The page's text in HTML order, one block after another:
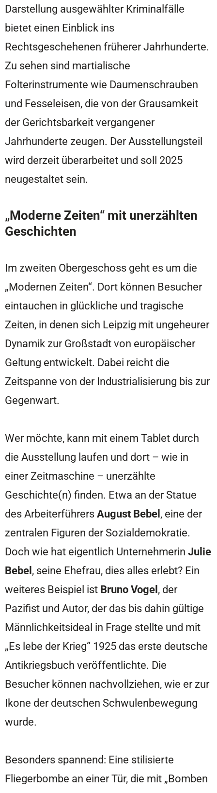
Darstellung ausgewählter Kriminalfälle
bietet einen Einblick ins
Rechtsgeschehenen früherer Jahrhunderte.
Zu sehen sind martialische
Folterinstrumente wie Daumenschrauben
und Fesseleisen, die von der Grausamkeit
der Gerichtsbarkeit vergangener
Jahrhunderte zeugen. Der Ausstellungsteil
wird derzeit überarbeitet und soll 2025
neugestaltet sein.
„Moderne Zeiten“ mit unerzählten
Geschichten
Im zweiten Obergeschoss geht es um die
„Modernen Zeiten“. Dort können Besucher
eintauchen in glückliche und tragische
Zeiten, in denen sich Leipzig mit ungeheurer
Dynamik zur Großstadt von europäischer
Geltung entwickelt. Dabei reicht die
Zeitspanne von der Industrialisierung bis zur
Gegenwart.
Wer möchte, kann mit einem Tablet durch
die Ausstellung laufen und dort – wie in
einer Zeitmaschine – unerzählte
Geschichte(n) finden. Etwa an der Statue
des ArbeiterführersAugust Bebel, eine der
zentralen Figuren der Sozialdemokratie.
Doch wie hat eigentlich Unternehmerin Julie
Bebel, seine Ehefrau, dies alles erlebt? Ein
weiteres Beispiel ist Bruno Vogel, der
Pazifist und Autor, der das bis dahin gültige
Männlichkeitsideal in Frage stellte und mit
„Es lebe der Krieg“ 1925 das erste deutsche
Antikriegsbuch veröffentlichte. Die
Besucher können nachvollziehen, wie er zur
Ikone der deutschen Schwulenbewegung
wurde.
Besonders spannend: Eine stilisierte
Fliegerbombe an einer Tür, die mit „Bomben